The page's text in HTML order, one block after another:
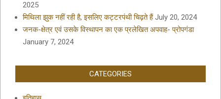
2025
मिथिला झुक नहीं रही है, इसलिए कट्टरपंथी चिढ़ते हैं July 20, 2024
जनक-क्षेत्र एवं उसके विस्थापन का एक प्रलेखित अपवाह- प्रोपगंडा
January 7, 2024
CATEGORIES